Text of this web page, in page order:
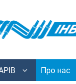
Про нас